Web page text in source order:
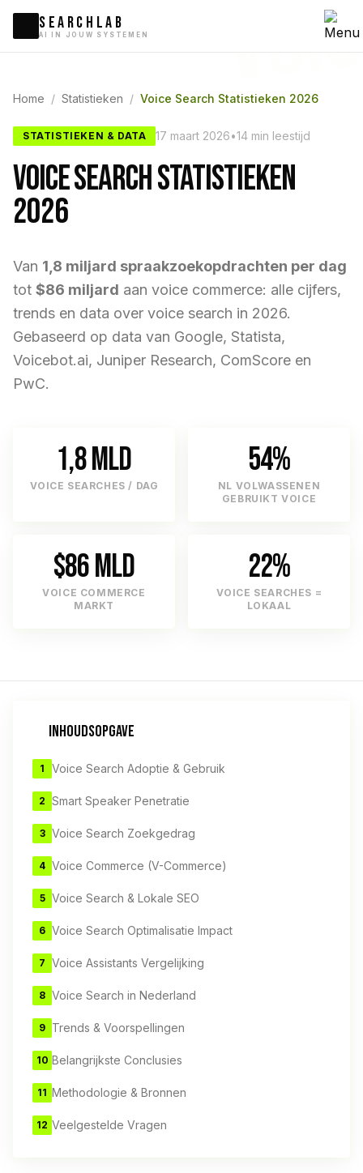
SEARCHLAB
AI IN JOUW SYSTEMEN
Home / Statistieken / Voice Search Statistieken 2026
STATISTIEKEN & DATA 17 maart 2026•14 min leestijd
VOICE SEARCH STATISTIEKEN
2026
Van 1,8 miljard spraakzoekopdrachten per dag
tot $86 miljard aan voice commerce: alle cijfers,
trends en data over voice search in 2026.
Gebaseerd op data van Google, Statista,
Voicebot.ai, Juniper Research, ComScore en
PwC.
1,8 MLD
VOICE SEARCHES / DAG
54%
NL VOLWASSENEN
GEBRUIKT VOICE
$86 MLD
VOICE COMMERCE
MARKT
22%
VOICE SEARCHES =
LOKAAL
INHOUDSOPGAVE
1 Voice Search Adoptie & Gebruik
2 Smart Speaker Penetratie
3 Voice Search Zoekgedrag
4 Voice Commerce (V-Commerce)
5 Voice Search & Lokale SEO
6 Voice Search Optimalisatie Impact
7 Voice Assistants Vergelijking
8 Voice Search in Nederland
9 Trends & Voorspellingen
10 Belangrijkste Conclusies
11 Methodologie & Bronnen
12 Veelgestelde Vragen